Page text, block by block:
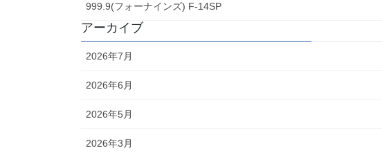
999.9(フォーナインズ) F-14SP
アーカイブ
2026年7月
2026年6月
2026年5月
2026年3月